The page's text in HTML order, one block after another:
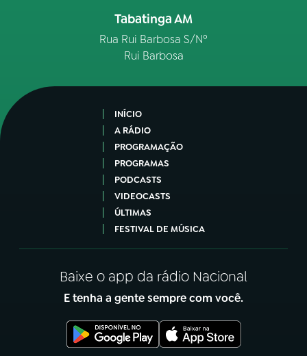
Tabatinga AM
Rua Rui Barbosa S/Nº
Rui Barbosa
INÍCIO
A RÁDIO
PROGRAMAÇÃO
PROGRAMAS
PODCASTS
VIDEOCASTS
ÚLTIMAS
FESTIVAL DE MÚSICA
Baixe o app da rádio Nacional
E tenha a gente sempre com você.